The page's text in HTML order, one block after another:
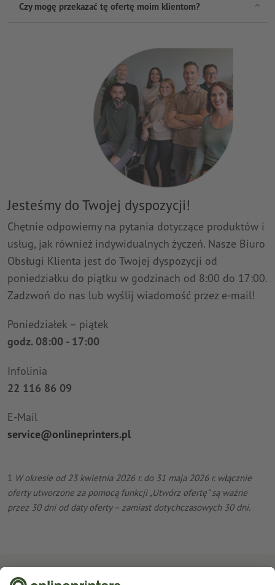
Czy mogę przekazać tę ofertę moim klientom?
Jesteśmy do Twojej dyspozycji!
Chętnie odpowiemy na pytania dotyczące produktów i
usług, jak również indywidualnych życzeń. Nasze Biuro
Obsługi Klienta jest do Twojej dyspozycji od
poniedziałku do piątku w godzinach od 8:00 do 17:00.
Zadzwoń do nas lub wyślij wiadomość przez e-mail!
Poniedziałek – piątek
godz. 08:00 - 17:00
Infolinia
22 116 86 09
E-Mail
service@onlineprinters.pl
1 W okresie od 23 kwietnia 2026 r. do 31 maja 2026 r. włącznie
oferty utworzone za pomocą funkcji „Utwórz ofertę” są ważne
przez 30 dni od daty oferty – zamiast dotychczasowych 30 dni.